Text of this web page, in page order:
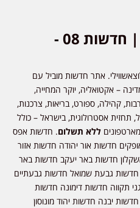
חדשות אפס שמונה | חדשות 08 -
אתר חדשות מוביל עם
– אקטואליה, יוקר המחייה,
קהילה, ספורט, בריאות, צרכנות,
תחזית אסטרולוגית, בישראל – כולל
ללא תשלום. חדשות אפס
חדשות אור יהודה חדשות אזור
חדשות באר יעקב חדשות באר
גבעת שמואל חדשות גבעתיים
תקווה חדשות דימונה חדשות
יבנה חדשות יהוד מונוסון